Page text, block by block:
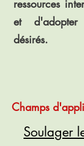
ressources
et d'adopter
désirés.
Champs
Soulager